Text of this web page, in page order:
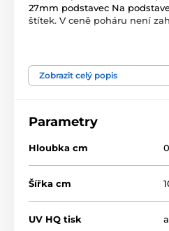
27mm podstavec Na
štítek. V ceně poháru není
Florbal Dřevěné
Zobrazit celý popis
Parametry
Hloubka cm
Šířka cm
UV HQ tisk